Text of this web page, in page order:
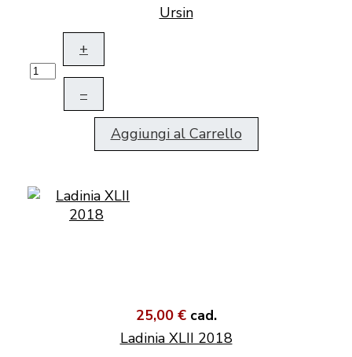
Ursin
+
–
Aggiungi al Carrello
25,00 € cad.
Ladinia XLII 2018